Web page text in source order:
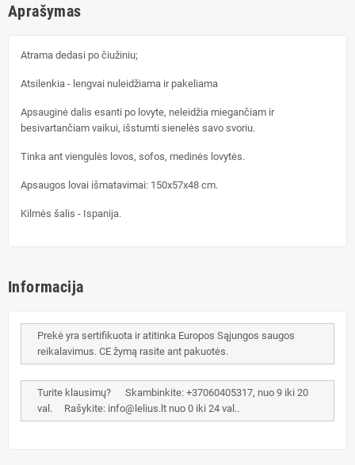
Aprašymas
Atrama dedasi po čiužiniu;
Atsilenkia - lengvai nuleidžiama ir pakeliama
Apsauginė dalis esanti po lovyte, neleidžia miegančiam ir
besivartančiam vaikui, išstumti sienelės savo svoriu.
Tinka ant viengulės lovos, sofos, medinės lovytės.
Apsaugos lovai išmatavimai: 150x57x48 cm.
Kilmės šalis - Ispanija.
Informacija
Prekė yra sertifikuota ir atitinka Europos Sąjungos saugos
reikalavimus. CE žymą rasite ant pakuotės.
Turite klausimų? Skambinkite: +37060405317, nuo 9 iki 20
val. Rašykite: info@lelius.lt nuo 0 iki 24 val..